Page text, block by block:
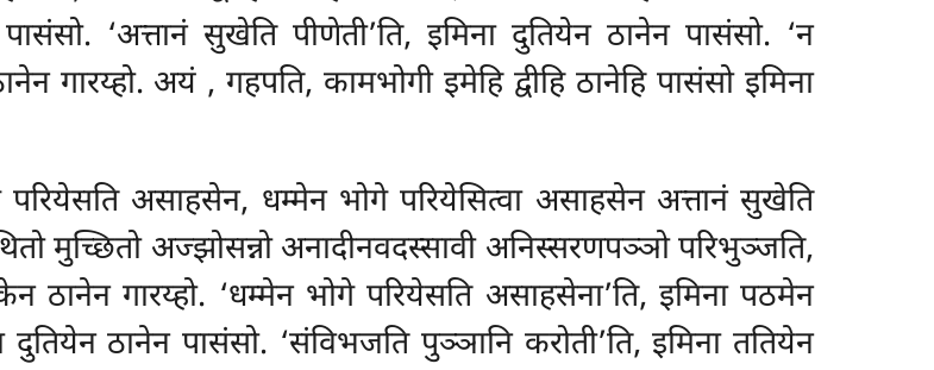
‘अत्तानं सुखेति पीणेती’ति, इमिना दुतियेन ठानेन पासंसो. ‘न
गारय्हो. अयं , गहपति, कामभोगी इमेहि द्वीहि ठानेहि पासंसो इमिना
परियेसति असाहसेन, धम्मेन भोगे परियेसित्वा असाहसेन अत्तानं सुखेति
मुच्छितो अज्झोसन्नो अनादीनवदस्सावी अनिस्सरणपञ्ञो परिभुञ्जति,
ठानेन गारय्हो. ‘धम्मेन भोगे परियेसति असाहसेना’ति, इमिना पठमेन
ठानेन पासंसो. ‘संविभजति पुञ्ञानि करोती’ति, इमिना ततियेन